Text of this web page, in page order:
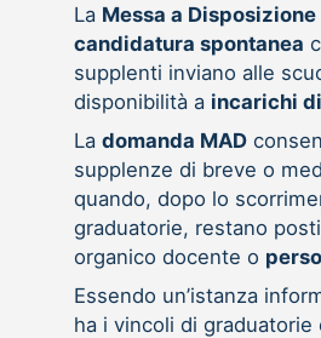
La Messa a Disposizione
candidatura spontanea
supplenti inviano alle
disponibilità a incarichi
La domanda MAD
supplenze di breve o
quando, dopo lo
graduatorie, restano
organico docente o
Essendo un’istanza
ha i vincoli di graduatorie